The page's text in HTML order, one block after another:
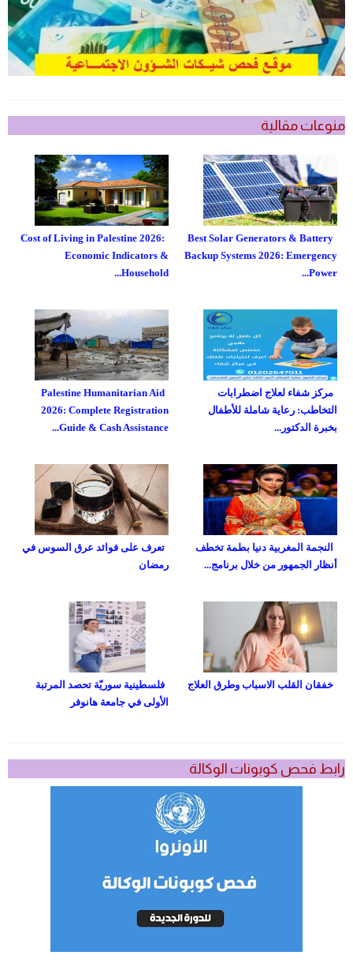
منوعات مقالية
Cost of Living in Palestine 2026:
Economic Indicators &
Household...
Best Solar Generators & Battery
Backup Systems 2026: Emergency
Power...
Palestine Humanitarian Aid
2026: Complete Registration
Guide & Cash Assistance...
مركز شفاء لعلاج اضطرابات
التخاطب: رعاية شاملة للأطفال
بخبرة الدكتور...
تعرف على فوائد عرق السوس في
رمضان
النجمة المغربية دنيا بطمة تخطف
أنظار الجمهور من خلال برنامج...
فلسطينية سوريّة تحصد المرتبة
الأولى في جامعة هانوفر
خفقان القلب الاسباب وطرق العلاج
رابط فحص كوبونات الوكالة